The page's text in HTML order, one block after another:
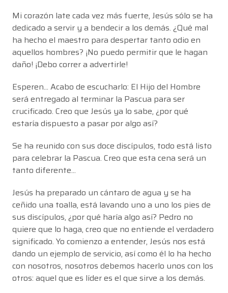
Mi corazón late cada vez más fuerte, Jesús sólo se ha
dedicado a servir y a bendecir a los demás. ¿Qué mal
ha hecho el maestro para despertar tanto odio en
aquellos hombres? ¡No puedo permitir que le hagan
daño! ¡Debo correr a advertirle!
Esperen... Acabo de escucharlo: El Hijo del Hombre
será entregado al terminar la Pascua para ser
crucificado. Creo que Jesús ya lo sabe, ¿por qué
estaría dispuesto a pasar por algo así?
Se ha reunido con sus doce discípulos, todo está listo
para celebrar la Pascua. Creo que esta cena será un
tanto diferente...
Jesús ha preparado un cántaro de agua y se ha
ceñido una toalla, está lavando uno a uno los pies de
sus discípulos, ¿por qué haría algo así? Pedro no
quiere que lo haga, creo que no entiende el verdadero
significado. Yo comienzo a entender, Jesús nos está
dando un ejemplo de servicio, así como él lo ha hecho
con nosotros, nosotros debemos hacerlo unos con los
otros: aquel que es líder es el que sirve a los demás.